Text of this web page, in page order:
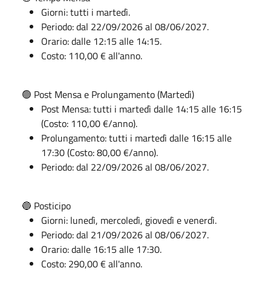
Giorni: tutti i martedì.
Periodo: dal 22/09/2026 al 08/06/2027.
Orario: dalle 12:15 alle 14:15.
Costo: 110,00 € all'anno.
🟢 Post Mensa e Prolungamento (Martedì)
Post Mensa: tutti i martedì dalle 14:15 alle 16:15
(Costo: 110,00 €/anno).
Prolungamento: tutti i martedì dalle 16:15 alle
17:30 (Costo: 80,00 €/anno).
Periodo: dal 22/09/2026 al 08/06/2027.
🔵 Posticipo
Giorni: lunedì, mercoledì, giovedì e venerdì.
Periodo: dal 21/09/2026 al 08/06/2027.
Orario: dalle 16:15 alle 17:30.
Costo: 290,00 € all'anno.